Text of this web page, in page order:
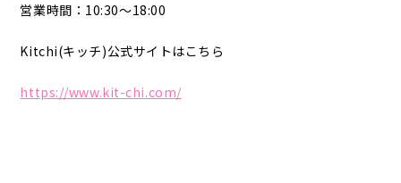
営業時間：10:30～18:00
Kitchi(キッチ)公式サイトはこちら
https://www.kit-chi.com/